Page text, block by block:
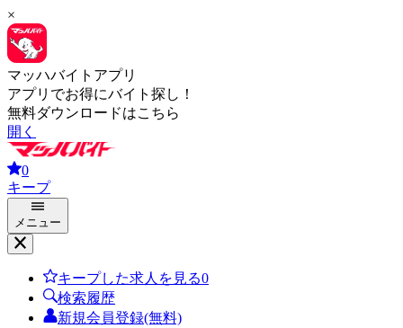
×
マッハバイトアプリ
アプリでお得にバイト探し！
無料ダウンロードはこちら
開く
0
キープ
メニュー
キープした求人を見る0
検索履歴
新規会員登録(無料)